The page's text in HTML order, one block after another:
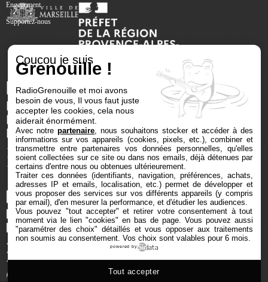
Engagement
Supportez-nous
Coucou je suis
Grenouille !
RadioGrenouille et moi avons
besoin de vous, Il vous faut juste
accepter les cookies, cela nous
aiderait énormément.
Avec notrepartenaire , nous souhaitons stocker et accéder à des
informations sur vos appareils (cookies, pixels, etc.), combiner et
transmettre entre partenaires vos données personnelles, qu'elles
soient collectées sur ce site ou dans nos emails, déjà détenues par
certains d'entre nous ou obtenues ultérieurement.
Traiter ces données (identifiants, navigation, préférences, achats,
adresses IP et emails, localisation, etc.) permet de développer et
vous proposer des services sur vos différents appareils (y compris
par email), d'en mesurer la performance, et d'étudier les audiences.
Vous pouvez "tout accepter" et retirer votre consentement à tout
moment via le lien "cookies" en bas de page. Vous pouvez aussi
"paramétrer des choix" détaillés et vous opposer aux traitements
non soumis au consentement. Vos choix sont valables pour 6 mois.
powered by
Tout accepter